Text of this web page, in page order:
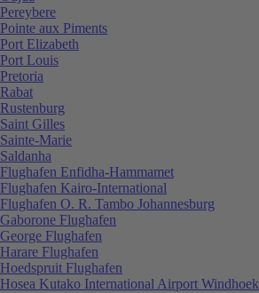
Pereybere
Pointe aux Piments
Port Elizabeth
Port Louis
Pretoria
Rabat
Rustenburg
Saint Gilles
Sainte-Marie
Saldanha
Flughafen Enfidha-Hammamet
Flughafen Kairo-International
Flughafen O. R. Tambo Johannesburg
Gaborone Flughafen
George Flughafen
Harare Flughafen
Hoedspruit Flughafen
Hosea Kutako International Airport Windhoek